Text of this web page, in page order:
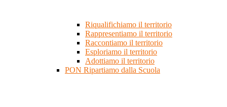
Riqualifichiamo il territorio
Rappresentiamo il territorio
Raccontiamo il territorio
Esploriamo il territorio
Adottiamo il territorio
PON Ripartiamo dalla Scuola